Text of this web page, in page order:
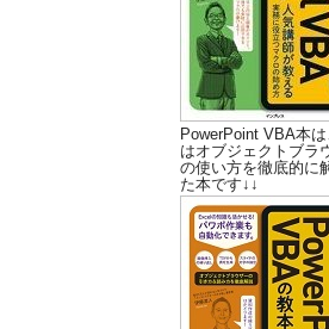
PowerPoint VBA本
はオブジェクトブラ
の使い方を徹底的に
た本です↓↓